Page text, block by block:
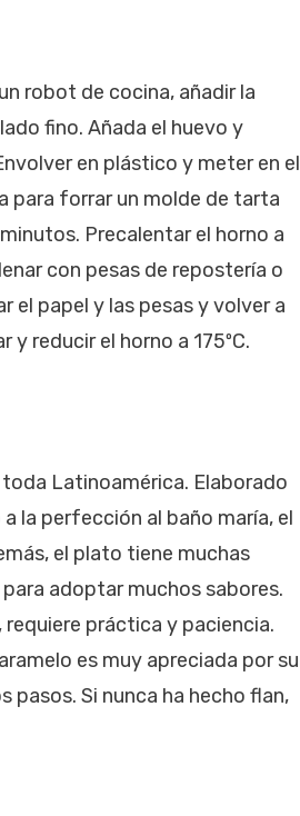
robot de cocina, añadir la
fino. Añada el huevo y
en plástico y meter en el
para forrar un molde de tarta
Precalentar el horno a
con pesas de repostería o
el papel y las pesas y volver a
reducir el horno a 175ºC.
Latinoamérica. Elaborado
la perfección al baño maría, el
el plato tiene muchas
adoptar muchos sabores.
práctica y paciencia.
es muy apreciada por su
pasos. Si nunca ha hecho flan,